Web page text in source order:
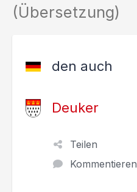
(Übersetzung)
den auch
Deuker
Teilen
Kommentieren